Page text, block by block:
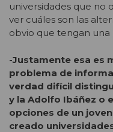
universidades que no
ver cuáles son las
obvio que tengan una
-Justamente esa es
problema de
verdad difícil
y la Adolfo Ibáñez o
opciones de un
creado